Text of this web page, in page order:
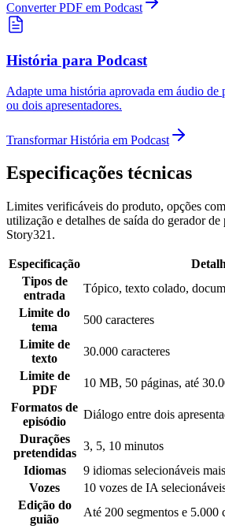
Converter PDF em Podcast
História para Podcast
Adapte uma história aprovada em áudio de
ou dois apresentadores.
Transformar História em Podcast
Especificações técnicas
Limites verificáveis do produto, opções
utilização e detalhes de saída do gerador
Story321.
Especificação
Tipos de
entrada
Tópico, texto colado,
Limite do
tema
500 caracteres
Limite de
texto
30.000 caracteres
Limite de
PDF
10 MB, 50 páginas, até
Formatos de
episódio
Diálogo entre dois
Durações
pretendidas
3, 5, 10 minutos
Idiomas
9 idiomas selecionáveis
Vozes
10 vozes de IA
Edição do
guião
Até 200 segmentos e 5.000